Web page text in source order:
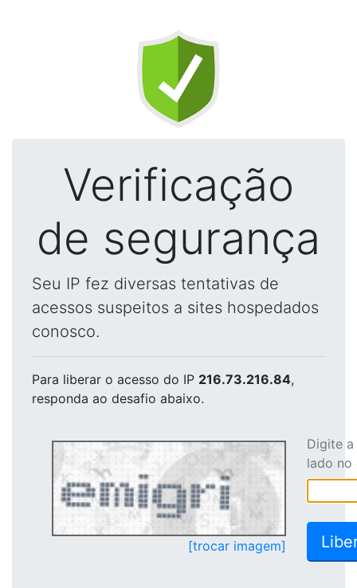
Verificação
de segurança
Seu IP fez diversas tentativas de
acessos suspeitos a sites hospedados
conosco.
Para liberar o acesso do IP 216.73.216.84,
responda ao desafio abaixo.
[trocar imagem]
Digite
lado no